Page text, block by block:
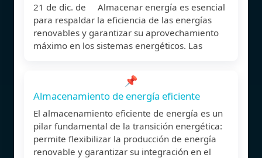
21 de dic. de Almacenar energía es esencial
para respaldar la eficiencia de las energías
renovables y garantizar su aprovechamiento
máximo en los sistemas energéticos. Las
📌
Almacenamiento de energía eficiente
El almacenamiento eficiente de energía es un
pilar fundamental de la transición energética:
permite flexibilizar la producción de energía
renovable y garantizar su integración en el